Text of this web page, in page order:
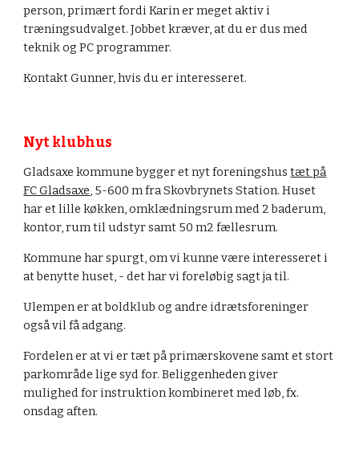
person, primært fordi Karin er meget aktiv i
træningsudvalget. Jobbet kræver, at du er dus med
teknik og PC programmer.
Kontakt Gunner, hvis du er interesseret.
Nyt klubhus
Gladsaxe kommune bygger et nyt foreningshustæt på
FC Gladsaxe, 5-600 m fra Skovbrynets Station. Huset
har et lille køkken, omklædningsrum med 2 baderum,
kontor, rum til udstyr samt 50 m2 fællesrum.
Kommune har spurgt, om vi kunne være interesseret i
at benytte huset, - det har vi foreløbig sagt ja til.
Ulempen er at boldklub og andre idrætsforeninger
også vil få adgang.
Fordelen er at vi er tæt på primærskovene samt et stort
parkområde lige syd for. Beliggenheden giver
mulighed for instruktion kombineret med løb, fx.
onsdag aften.